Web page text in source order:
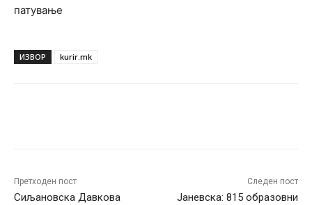
патување
ИЗВОР kurir.mk
Претходен пост
Сиљановска Давкова
Следен пост
Јаневска: 815 образовни